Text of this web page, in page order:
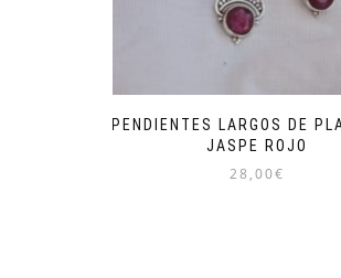
PENDIENTES LARGOS DE
JASPE ROJO
28,00€